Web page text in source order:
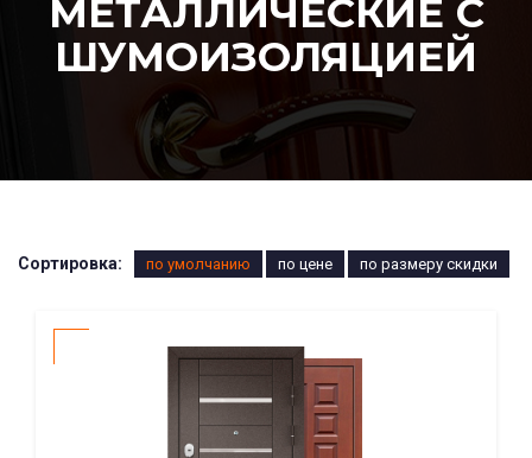
МЕТАЛЛИЧЕСКИЕ С
ШУМОИЗОЛЯЦИЕЙ
Сортировка: по умолчанию по цене по размеру скидки